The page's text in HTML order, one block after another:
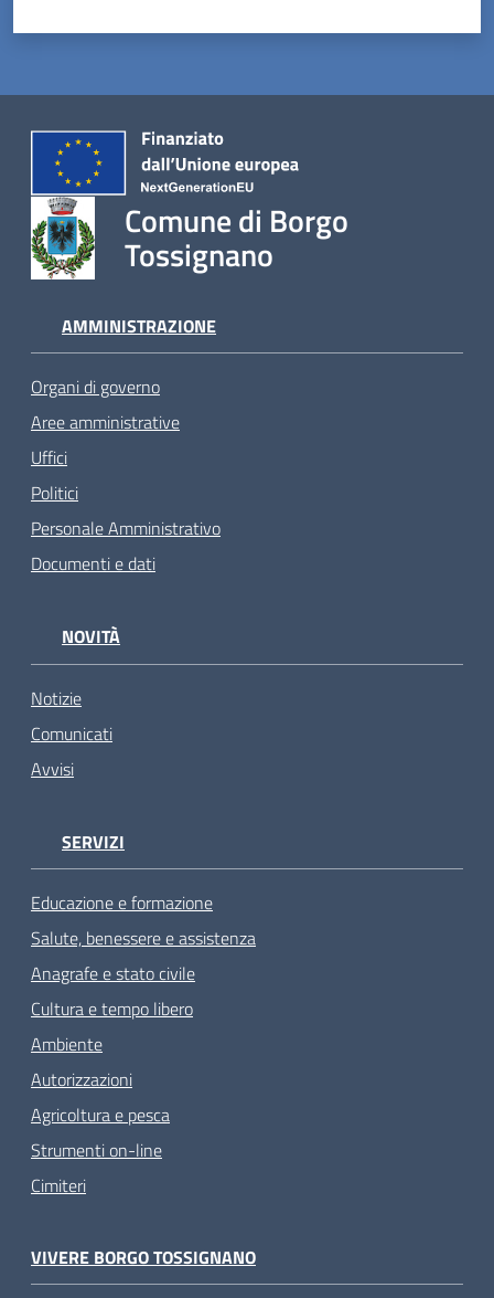
Comune di Borgo
Tossignano
AMMINISTRAZIONE
Organi di governo
Aree amministrative
Uffici
Politici
Personale Amministrativo
Documenti e dati
NOVITÀ
Notizie
Comunicati
Avvisi
SERVIZI
Educazione e formazione
Salute, benessere e assistenza
Anagrafe e stato civile
Cultura e tempo libero
Ambiente
Autorizzazioni
Agricoltura e pesca
Strumenti on-line
Cimiteri
VIVERE BORGO TOSSIGNANO